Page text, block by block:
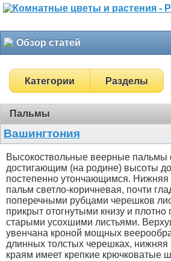
Обзор статей
Категории Разделы
Пальмы
Вашингтония
Высокоствольные веерные пальмы
достигающим (на родине) высоты
постепенно утончающимся. Нижняя
пальм светло-коричневая, почти
поперечными рубцами черешков
прикрыт отогнутыми книзу и
старыми усохшими листьями.
увенчана кроной мощных
длинных толстых черешках, нижняя
краям имеет крепкие крючковатые